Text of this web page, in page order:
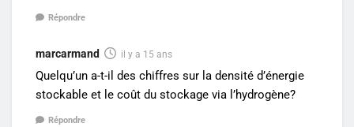
Répondre
marcarmand il y a 15 ans
Quelqu’un a-t-il des chiffres sur la densité d’énergie
stockable et le coût du stockage via l’hydrogène?
Répondre